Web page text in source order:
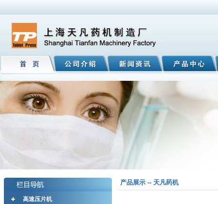
高速压片机
产品展示 -- 天凡药机